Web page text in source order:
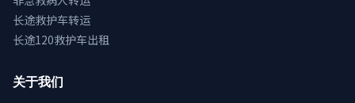
长途救护车转运
长途120救护车出租
关于我们